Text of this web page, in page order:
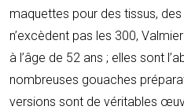
maquettes pour des tissus,
n’excèdent pas les 300,
à l’âge de 52 ans ; elles sont
nombreuses gouaches
versions sont de véritables